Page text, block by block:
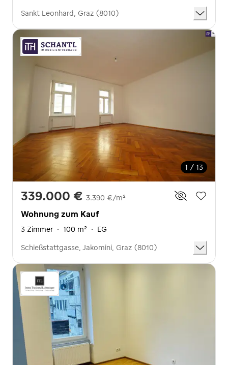
Sankt Leonhard, Graz (8010)
1 / 13
339.000 € 3.390 €/m²
Wohnung zum Kauf
3 Zimmer · 100 m² · EG
Schießstattgasse, Jakomini, Graz (8010)